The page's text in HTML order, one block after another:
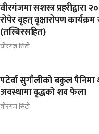
वीरगंजमा सशस्त्र प्रहरीद्वारा
रोपेर वृहत् वृक्षारोपण कार्यक्रम
(तस्बिरसहित)
वीरगंज सिटी
पटेर्वा सुगौलीको बकुल
अवस्थामा वृद्धको शव फेला
वीरगंज सिटी